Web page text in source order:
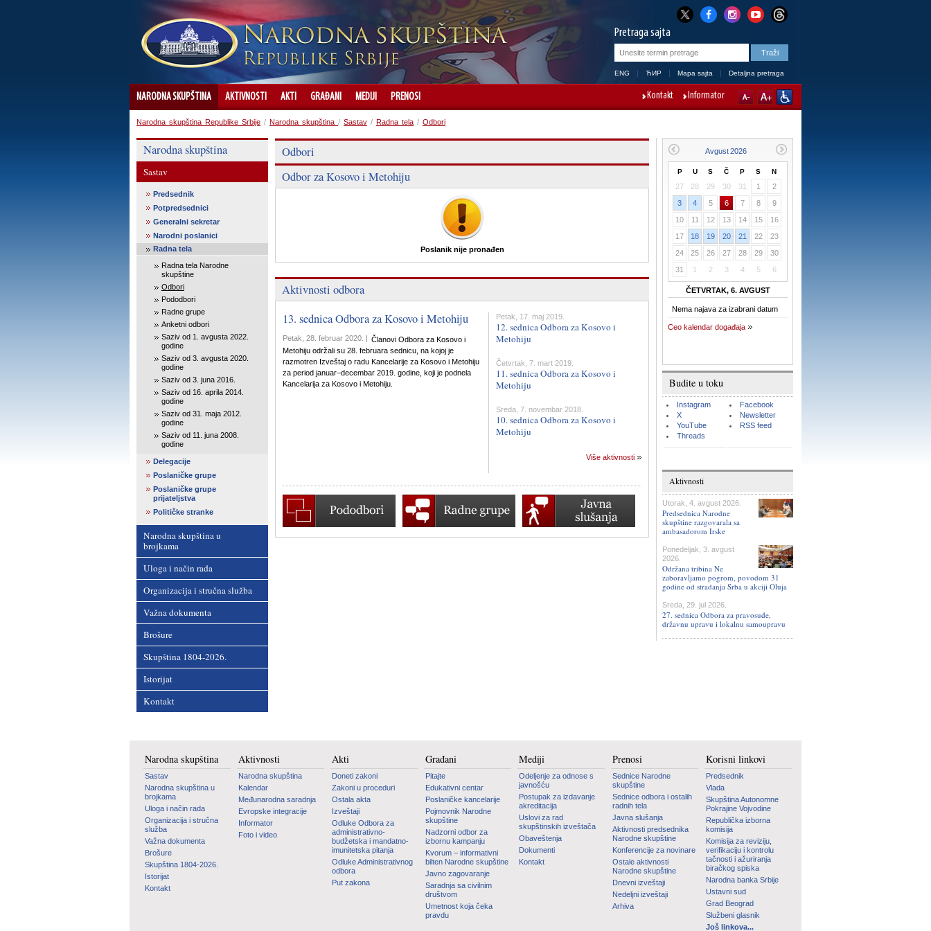
Pretraga sajta
ENG ЋИР Mapa sajta Detaljna pretraga
NARODNA SKUPŠTINA AKTIVNOSTI AKTI GRAĐANI MEDIJI PRENOSI Kontakt Informator
Narodna skupština Republike Srbije / Narodna skupština / Sastav / Radna tela / Odbori
Narodna skupština
Sastav
Predsednik
Potpredsednici
Generalni sekretar
Narodni poslanici
Radna tela
Radna tela Narodne
skupštine
Odbori
Pododbori
Radne grupe
Anketni odbori
Saziv od 1. avgusta 2022.
godine
Saziv od 3. avgusta 2020.
godine
Saziv od 3. juna 2016.
Saziv od 16. aprila 2014.
godine
Saziv od 31. maja 2012.
godine
Saziv od 11. juna 2008.
godine
Delegacije
Poslaničke grupe
Poslaničke grupe
prijateljstva
Političke stranke
Narodna skupština u
brojkama
Uloga i način rada
Organizacija i stručna služba
Važna dokumenta
Brošure
Skupština 1804-2026.
Istorijat
Kontakt
Odbori
Odbor za Kosovo i Metohiju
Poslanik nije pronađen
Aktivnosti odbora
13. sednica Odbora za Kosovo i Metohiju
Petak, 28. februar 2020. | Članovi Odbora za Kosovo i
Metohiju održali su 28. februara sednicu, na kojoj je
razmotren Izveštaj o radu Kancelarije za Kosovo i Metohiju
za period januar–decembar 2019. godine, koji je podnela
Kancelarija za Kosovo i Metohiju.
Petak, 17. maj 2019.
12. sednica Odbora za Kosovo i
Metohiju
Četvrtak, 7. mart 2019.
11. sednica Odbora za Kosovo i
Metohiju
Sreda, 7. novembar 2018.
10. sednica Odbora za Kosovo i
Metohiju
Više aktivnosti
P U S Č P S N
27 28 29 30 31 1
2
3
4 5 6 7 8
9
10
11 12 13 14 15
16
17
18 19 20 21 22
23
24
25 26 27 28 29
30
31
1 2 3 4 5 6
ČETVRTAK, 6. AVGUST
Nema najava za izabrani datum
Ceo kalendar događaja
Budite u toku
Instagram
X
YouTube
Threads
Facebook
Newsletter
RSS feed
Aktivnosti
Utorak, 4. avgust 2026.
Predsednica Narodne
skupštine razgovarala sa
ambasadorom Irske
Ponedeljak, 3. avgust
2026.
Održana tribina Ne
zaboravljamo pogrom, povodom 31
godine od stradanja Srba u akciji Oluja
Sreda, 29. jul 2026.
27. sednica Odbora za pravosuđe,
državnu upravu i lokalnu samoupravu
Narodna skupština
Sastav
Narodna skupština u
brojkama
Uloga i način rada
Organizacija i stručna
služba
Važna dokumenta
Brošure
Skupština 1804-2026.
Istorijat
Kontakt
Aktivnosti
Narodna skupština
Kalendar
Međunarodna saradnja
Evropske integracije
Informator
Foto i video
Akti
Doneti zakoni
Zakoni u proceduri
Ostala akta
Izveštaji
Odluke Odbora za
administrativno-
budžetska i mandatno-
imunitetska pitanja
Odluke Administrativnog
odbora
Put zakona
Građani
Pitajte
Edukativni centar
Poslaničke kancelarije
Pojmovnik Narodne
skupštine
Nadzorni odbor za
izbornu kampanju
Kvorum – informativni
bilten Narodne skupštine
Javno zagovaranje
Saradnja sa civilnim
društvom
Umetnost koja čeka
pravdu
Mediji
Odeljenje za odnose s
javnošću
Postupak za izdavanje
akreditacija
Uslovi za rad
skupštinskih izveštača
Obaveštenja
Dokumenti
Kontakt
Prenosi
Sednice Narodne
skupštine
Sednice odbora i ostalih
radnih tela
Javna slušanja
Aktivnosti predsednika
Narodne skupštine
Konferencije za novinare
Ostale aktivnosti
Narodne skupštine
Dnevni izveštaji
Nedeljni izveštaji
Arhiva
Korisni linkovi
Predsednik
Vlada
Skupština Autonomne
Pokrajine Vojvodine
Republička izborna
komisija
Komisija za reviziju,
verifikaciju i kontrolu
tačnosti i ažuriranja
biračkog spiska
Narodna banka Srbije
Ustavni sud
Grad Beograd
Službeni glasnik
Još linkova...